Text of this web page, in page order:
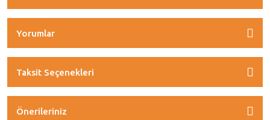
Yorumlar
Taksit Seçenekleri
Önerileriniz